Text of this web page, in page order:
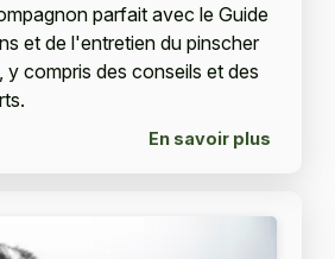
parfait avec le Guide
et de l'entretien du pinscher
y compris des conseils et des
En savoir plus